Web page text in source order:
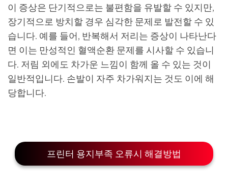
이 증상은 단기적으로는 불편함을 유발할 수 있지만,
장기적으로 방치할 경우 심각한 문제로 발전할 수 있
습니다. 예를 들어, 반복해서 저리는 증상이 나타난다
면 이는 만성적인 혈액순환 문제를 시사할 수 있습니
다. 저림 외에도 차가운 느낌이 함께 올 수 있는 것이
일반적입니다. 손발이 자주 차가워지는 것도 이에 해
당합니다.
프린터 용지부족 오류시 해결방법